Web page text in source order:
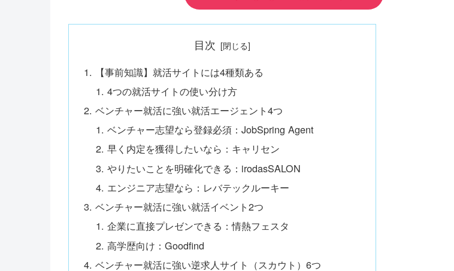
目次
【事前知識】就活サイトには4種類ある
4つの就活サイトの使い分け方
ベンチャー就活に強い就活エージェント4つ
ベンチャー志望なら登録必須：JobSpring Agent
早く内定を獲得したいなら：キャリセン
やりたいことを明確化できる：irodasSALON
エンジニア志望なら：レバテックルーキー
ベンチャー就活に強い就活イベント2つ
企業に直接プレゼンできる：情熱フェスタ
高学歴向け：Goodfind
ベンチャー就活に強い逆求人サイト（スカウト）6つ